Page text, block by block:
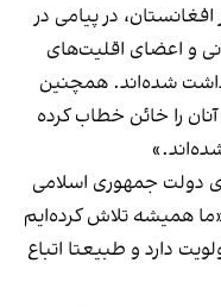
در پیامی در
و اعضای اقلیت‌های
شده‌اند. همچنین
آنان را خائن خطاب کرده
دولت جمهوری اسلامی
همیشه تلاش کرده‌ایم
دارد و طبیعتا اتباع